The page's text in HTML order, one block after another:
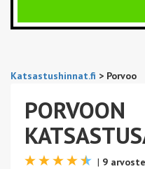
Katsastushinnat.fi > Porvoo
PORVOON
| 9